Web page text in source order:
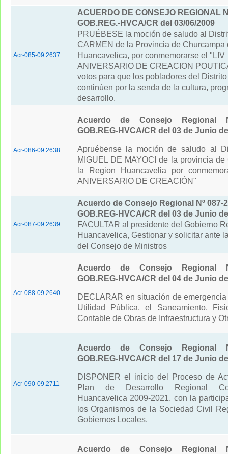
Acr-085-09.2637
ACUERDO DE CONSEJO REGIONAL
GOB.REG.-HVCA/CR del 03/06/2009
PRUÉBESE la moción de saludo al
CARMEN de la Provincia de Churcampa
Huancavelica, por conmemorarse el "LIV
ANIVERSARIO DE CREACION
votos para que los pobladores del
continúen por la senda de la cultura,
desarrollo.
Acr-086-09.2638
Acuerdo de Consejo Regional
GOB.REG-HVCA/CR del 03 de Junio
Apruébense la moción de saludo al
MIGUEL DE MAYOCI de la provincia de
la Region Huancavelia por
ANIVERSARIO DE CREACIÓN"
Acr-087-09.2639
Acuerdo de Consejo Regional Nº 087-
GOB.REG-HVCA/CR del 03 de Junio
FACULTAR al presidente del Gobierno
Huancavelica, Gestionar y solicitar ante
del Consejo de Ministros
Acr-088-09.2640
Acuerdo de Consejo Regional
GOB.REG-HVCA/CR del 04 de Junio
DECLARAR en situación de
Utilidad Pública, el Saneamiento,
Contable de Obras de Infraestructura y
Acr-090-09.2711
Acuerdo de Consejo Regional
GOB.REG-HVCA/CR del 17 de Junio
DISPONER el inicio del Proceso de
Plan de Desarrollo Regional
Huancavelica 2009-2021, con la
los Organismos de la Sociedad Civil
Gobiernos Locales.
Acuerdo de Consejo Regional